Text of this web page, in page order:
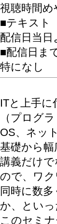
視聴時間め
■テキスト
配信日当
■配信日ま
特になし
ITと上手
（プログ
OS、ネッ
基礎から幅
講義だけ
ので、ワ
同時に数
か、といっ
このセミ